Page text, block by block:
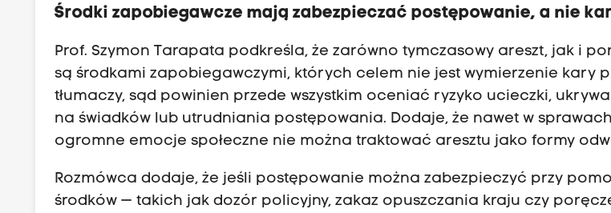
Środki zapobiegawcze mają zabezpieczać postępowanie, a nie
Prof. Szymon Tarapata podkreśla, że zarówno tymczasowy areszt, jak i
są środkami zapobiegawczymi, których celem nie jest wymierzenie kary
tłumaczy, sąd powinien przede wszystkim oceniać ryzyko ucieczki,
na świadków lub utrudniania postępowania. Dodaje, że nawet w
ogromne emocje społeczne nie można traktować aresztu jako formy
Rozmówca dodaje, że jeśli postępowanie można zabezpieczyć przy
środków — takich jak dozór policyjny, zakaz opuszczania kraju czy